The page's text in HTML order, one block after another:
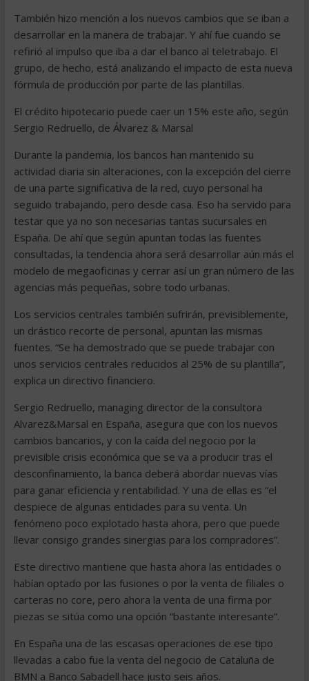
También hizo mención a los nuevos cambios que se iban a
desarrollar en la manera de trabajar. Y ahí fue cuando se
refirió al impulso que iba a dar el banco al teletrabajo. El
grupo, de hecho, está analizando el impacto de esta nueva
fórmula de producción por parte de las plantillas.
El crédito hipotecario puede caer un 15% este año, según
Sergio Redruello, de Álvarez & Marsal
Durante la pandemia, los bancos han mantenido su
actividad diaria sin alteraciones, con la excepción del cierre
de una parte significativa de la red, cuyo personal ha
seguido trabajando, pero desde casa. Eso ha servido para
testar que ya no son necesarias tantas sucursales en
España. De ahí que según apuntan todas las fuentes
consultadas, la tendencia ahora será desarrollar aún más el
modelo de megaoficinas y cerrar así un gran número de las
agencias más pequeñas, sobre todo urbanas.
Los servicios centrales también sufrirán, previsiblemente,
un drástico recorte de personal, apuntan las mismas
fuentes. “Se ha demostrado que se puede trabajar con
unos servicios centrales reducidos al 25% de su plantilla”,
explica un directivo financiero.
Sergio Redruello, managing director de la consultora
Alvarez&Marsal en España, asegura que con los nuevos
cambios bancarios, y con la caída del negocio por la
previsible crisis económica que se va a producir tras el
desconfinamiento, la banca deberá abordar nuevas vías
para ganar eficiencia y rentabilidad. Y una de ellas es “el
despiece de algunas entidades para su venta. Un
fenómeno poco explotado hasta ahora, pero que puede
llevar consigo grandes sinergias para los compradores”.
Este directivo mantiene que hasta ahora las entidades o
habían optado por las fusiones o por la venta de filiales o
carteras no core, pero ahora la venta de una firma por
piezas se sitúa como una opción “bastante interesante”.
En España una de las escasas operaciones de ese tipo
llevadas a cabo fue la venta del negocio de Cataluña de
BMN a Banco Sabadell hace justo seis años.